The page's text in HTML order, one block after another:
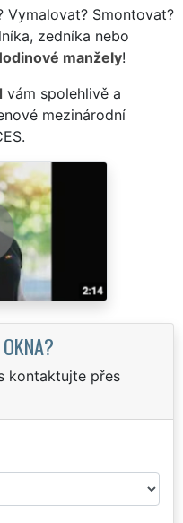
Vymalovat? Smontovat?
zedníka nebo
manžely!
vám spolehlivě a
mezinárodní
kontaktujte přes